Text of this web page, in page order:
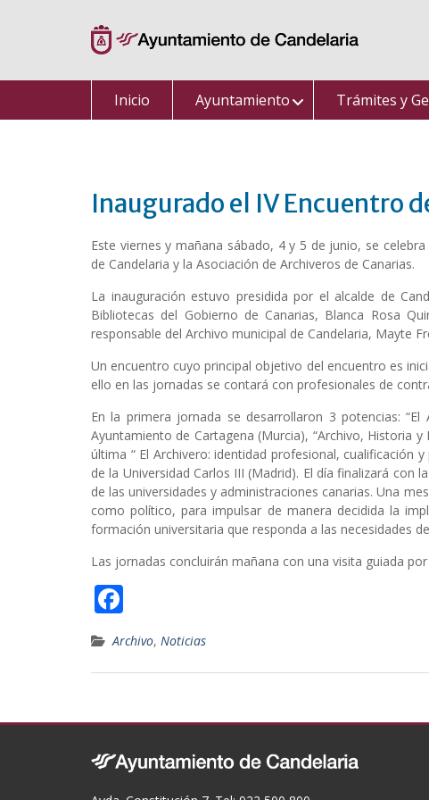
Inicio Ayuntamiento Trámites y
Inaugurado el IV Encuentro
Este viernes y mañana sábado, 4 y 5 de junio, se
de Candelaria y la Asociación de Archiveros de Canarias.
La inauguración estuvo presidida por el alcalde de
Bibliotecas del Gobierno de Canarias, Blanca Rosa
responsable del Archivo municipal de Candelaria, Mayte
Un encuentro cuyo principal objetivo del encuentro es
ello en las jornadas se contará con profesionales de
En la primera jornada se desarrollaron 3 potencias:
Ayuntamiento de Cartagena (Murcia), “Archivo, Historia
última “ El Archivero: identidad profesional, cualificación
de la Universidad Carlos III (Madrid). El día finalizará con
de las universidades y administraciones canarias. Una
como político, para impulsar de manera decidida la
formación universitaria que responda a las necesidades
Las jornadas concluirán mañana con una visita guiada
ac
e
b
o
k
Archivo, Noticias